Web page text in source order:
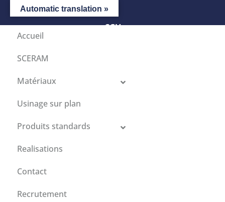
CGV
Accueil
SCERAM
Matériaux
Usinage sur plan
Produits standards
Realisations
Contact
Recrutement
Automatic translation »